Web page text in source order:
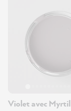
Violet avec